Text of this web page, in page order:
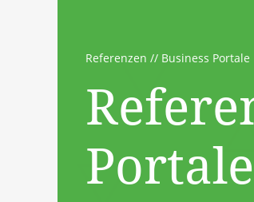
Referenzen Business Portale
Portale